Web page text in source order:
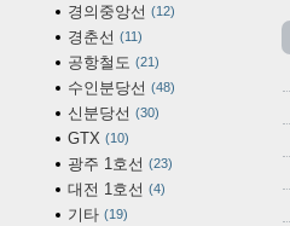
경의중앙선 12
경춘선 11
공항철도 21
수인분당선 48
신분당선 30
GTX 10
광주 1호선 23
대전 1호선 4
기타 19